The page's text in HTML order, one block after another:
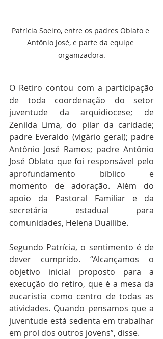
Patrícia Soeiro, entre os padres Oblato e
Antônio José, e parte da equipe
organizadora.
O Retiro contou com a participação
de toda coordenação do setor
juventude da arquidiocese; de
Zenilda Lima, do pilar da caridade;
padre Everaldo (vigário geral); padre
Antônio José Ramos; padre Antônio
José Oblato que foi responsável pelo
aprofundamento bíblico e
momento de adoração. Além do
apoio da Pastoral Familiar e da
secretária estadual para
comunidades, Helena Duailibe.
Segundo Patrícia, o sentimento é de
dever cumprido. “Alcançamos o
objetivo inicial proposto para a
execução do retiro, que é a mesa da
eucaristia como centro de todas as
atividades. Quando pensamos que a
juventude está sedenta em trabalhar
em prol dos outros jovens”, disse.